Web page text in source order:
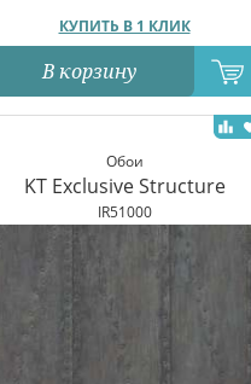
КУПИТЬ В 1 КЛИК
В корзину
Обои
KT Exclusive Structure
IR51000